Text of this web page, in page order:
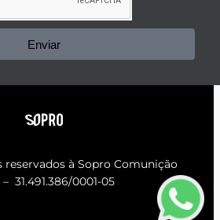
Enviar
reservados àSopro Comunição
31.491.386/0001-05